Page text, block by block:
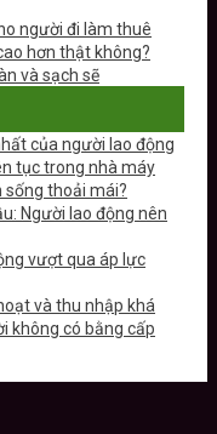
người đi làm thuê
hơn thật không?
và sạch sẽ
của người lao động
tục trong nhà máy
sống thoải mái?
Người lao động nên
vượt qua áp lực
và thu nhập khá
không có bằng cấp